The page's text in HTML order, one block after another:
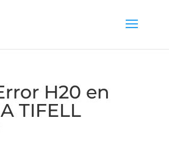
H20 en
TIFELL